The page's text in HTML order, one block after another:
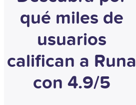
qué miles de
usuarios
califican a Runa
con 4.9/5